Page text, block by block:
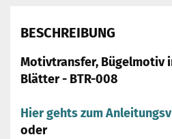
BESCHREIBUNG
Motivtransfer, Bügelmotiv
Blätter - BTR-008
Hier gehts zum
oder